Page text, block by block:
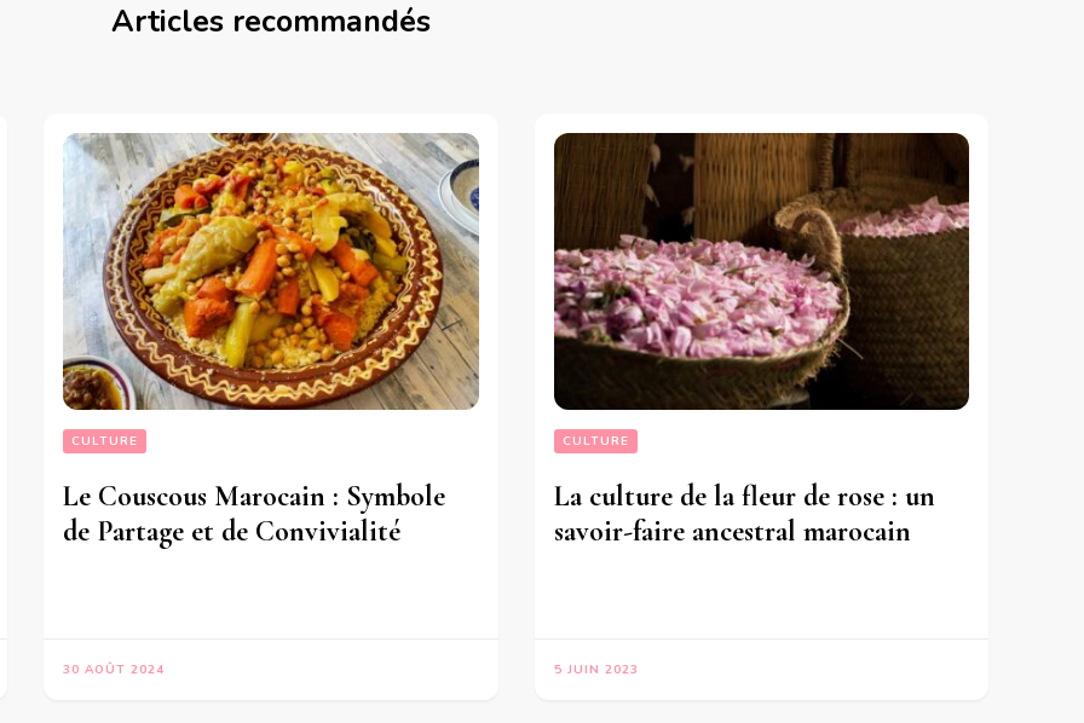
Articles recommandés
CULTURE
Le Couscous Marocain : Symbole
de Partage et de Convivialité
30 AOÛT 2024
CULTURE
La culture de la fleur de rose : un
savoir-faire ancestral marocain
5 JUIN 2023